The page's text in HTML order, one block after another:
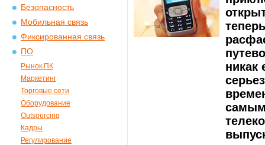
Безопасность
Мобильная связь
Фиксированная связь
ПО
Рынок ПК
Маркетинг
Торговые сети
Оборудование
Outsourcing
Кадры
Регулирование
никак
самым